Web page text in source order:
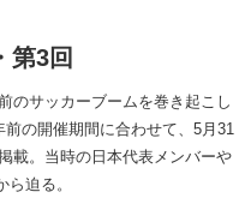
第3回
のサッカーブームを巻き起こし
の開催期間に合わせて、5月31
載。当時の日本代表メンバーや
迫る。